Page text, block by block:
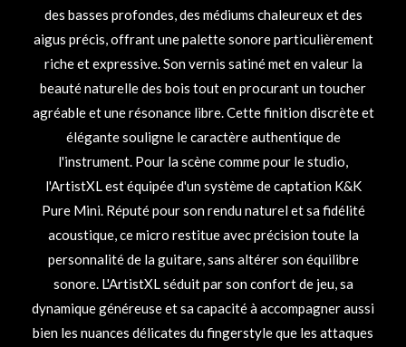
des basses profondes, des médiums chaleureux et des
aigus précis, offrant une palette sonore particulièrement
riche et expressive. Son vernis satiné met en valeur la
beauté naturelle des bois tout en procurant un toucher
agréable et une résonance libre. Cette finition discrète et
élégante souligne le caractère authentique de
l'instrument. Pour la scène comme pour le studio,
l'ArtistXL est équipée d'un système de captation K&K
Pure Mini. Réputé pour son rendu naturel et sa fidélité
acoustique, ce micro restitue avec précision toute la
personnalité de la guitare, sans altérer son équilibre
sonore. L'ArtistXL séduit par son confort de jeu, sa
dynamique généreuse et sa capacité à accompagner aussi
bien les nuances délicates du fingerstyle que les attaques